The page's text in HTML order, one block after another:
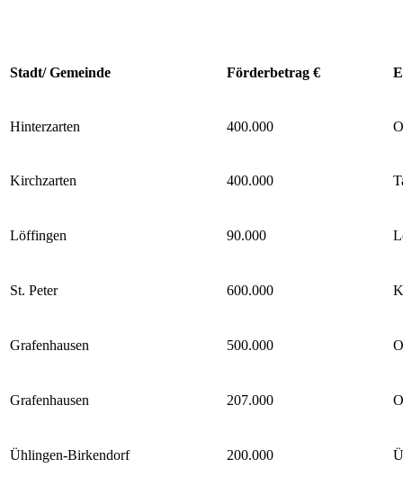
Stadt/ Gemeinde Förderbetrag €
Hinterzarten 400.000
Kirchzarten 400.000
Löffingen 90.000
St. Peter 600.000
Grafenhausen 500.000
Grafenhausen 207.000
Ühlingen-Birkendorf 200.000